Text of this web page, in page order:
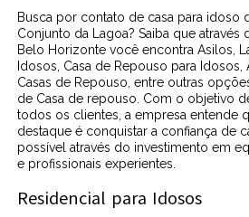
Busca por contato de casa para idoso
Conjunto da Lagoa? Saiba que através
Belo Horizonte você encontra Asilos,
Idosos, Casa de Repouso para Idosos,
Casas de Repouso, entre outras
de Casa de repouso. Com o objetivo
todos os clientes, a empresa entende
destaque é conquistar a confiança de
possível através do investimento em
e profissionais experientes.
Residencial para Idosos